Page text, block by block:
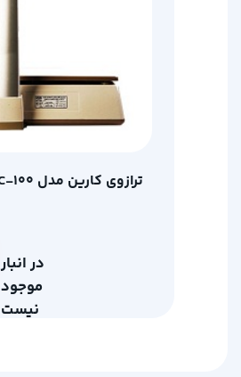
ترازوی کارین مدل PC-100
در انبار
موجود
نیست